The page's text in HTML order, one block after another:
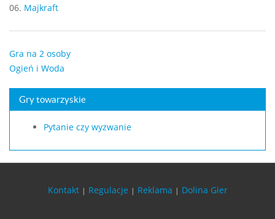
06. Majkraft
Gra na 2 osoby
Ogień i Woda
Gry towarzyskie
Pytanie czy wyzwanie
Kontakt | Regulacje | Reklama | Dolina Gier